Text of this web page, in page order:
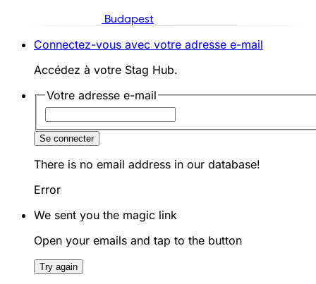
Budapest
Connectez-vous avec votre adresse e-mail
Accédez à votre Stag Hub.
Votre adresse e-mail
Se connecter
There is no email address in our database!
Error
We sent you the magic link
Open your emails and tap to the button
Try again